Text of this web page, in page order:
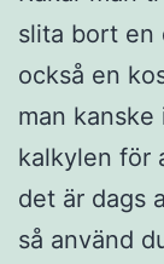
slita bort en
också en
man
kalkylen för
det är dags
så använd